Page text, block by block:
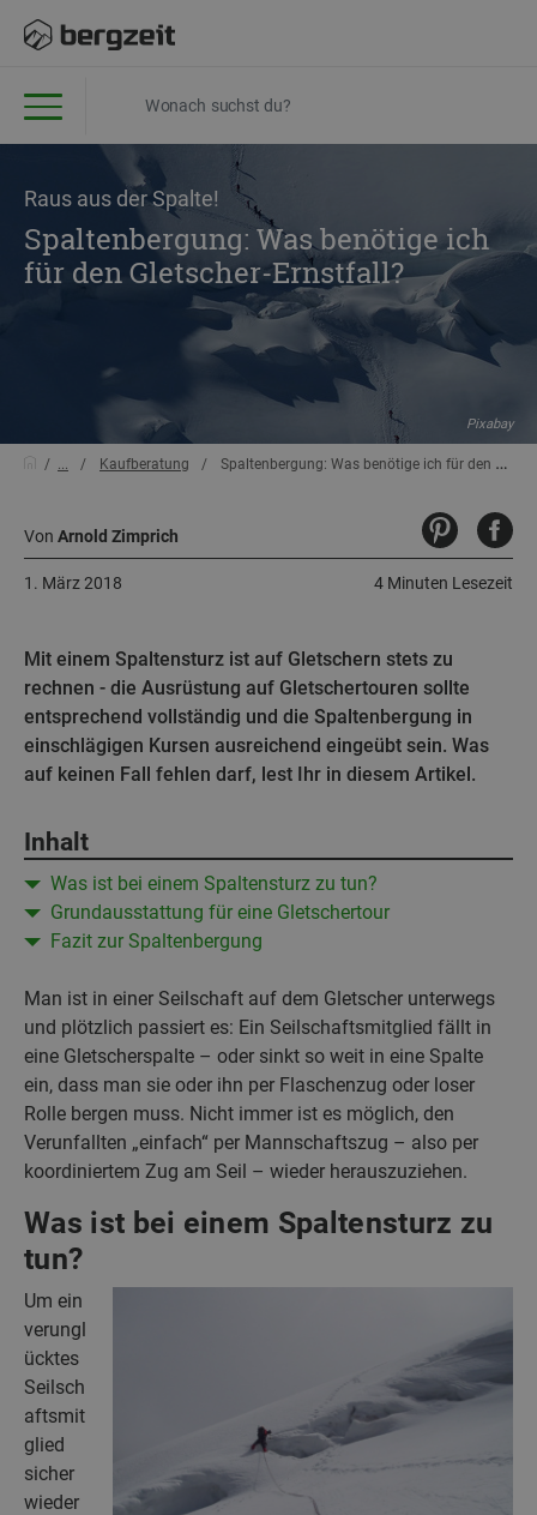
Raus aus der Spalte!
Spaltenbergung: Was benötige ich
für den Gletscher-Ernstfall?
Pixabay
... Kaufberatung Spaltenbergung: Was benötige ich für den Gletscher-Ernstfall?
Von Arnold Zimprich
4 Minuten Lesezeit
1. März 2018
Mit einem Spaltensturz ist auf Gletschern stets zu
rechnen - die Ausrüstung auf Gletschertouren sollte
entsprechend vollständig und die Spaltenbergung in
einschlägigen Kursen ausreichend eingeübt sein. Was
auf keinen Fall fehlen darf, lest Ihr in diesem Artikel.
Inhalt
Was ist bei einem Spaltensturz zu tun?
Grundausstattung für eine Gletschertour
Fazit zur Spaltenbergung
Man ist in einer Seilschaft auf dem Gletscher unterwegs
und plötzlich passiert es: Ein Seilschaftsmitglied fällt in
eine Gletscherspalte – oder sinkt so weit in eine Spalte
ein, dass man sie oder ihn per Flaschenzug oder loser
Rolle bergen muss. Nicht immer ist es möglich, den
Verunfallten „einfach“ per Mannschaftszug – also per
koordiniertem Zug am Seil – wieder herauszuziehen.
Was ist bei einem Spaltensturz zu
tun?
Um ein
verungl
ücktes
Seilsch
aftsmit
glied
sicher
wieder